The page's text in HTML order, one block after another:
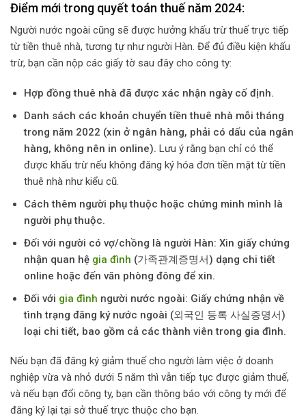
Điểm mới trong quyết toán thuế năm 2024:
Người nước ngoài cũng sẽ được hưởng khấu trừ thuế trực tiếp
từ tiền thuê nhà, tương tự như người Hàn. Để đủ điều kiện khấu
trừ, bạn cần nộp các giấy tờ sau đây cho công ty:
Hợp đồng thuê nhà đã được xác nhận ngày cố định.
Danh sách các khoản chuyển tiền thuê nhà mỗi tháng
trong năm 2022 (xin ở ngân hàng, phải có dấu của ngân
hàng, không nên in online). Lưu ý rằng bạn chỉ có thể
được khấu trừ nếu không đăng ký hóa đơn tiền mặt từ tiền
thuê nhà như kiểu cũ.
Cách thêm người phụ thuộc hoặc chứng minh mình là
người phụ thuộc.
Đối với người có vợ/chồng là người Hàn: Xin giấy chứng
nhận quan hệ gia đình (가족관계증명서) dạng chi tiết
online hoặc đến văn phòng đông để xin.
Đối với gia đình người nước ngoài: Giấy chứng nhận về
tình trạng đăng ký nước ngoài (외국인 등록 사실증명서)
loại chi tiết, bao gồm cả các thành viên trong gia đình.
Nếu bạn đã đăng ký giảm thuế cho người làm việc ở doanh
nghiệp vừa và nhỏ dưới 5 năm thì vẫn tiếp tục được giảm thuế,
và nếu bạn đổi công ty, bạn cần thông báo với công ty mới để
đăng ký lại tại sở thuế trực thuộc cho bạn.